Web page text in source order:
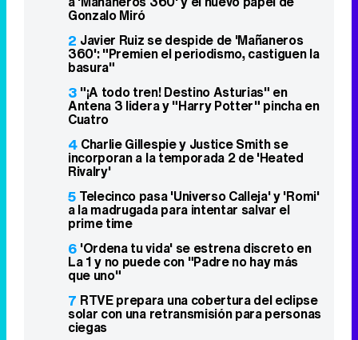
Gonzalo Miró
2 Javier Ruiz se despide de 'Mañaneros
360': "Premien el periodismo, castiguen la
basura"
3 "¡A todo tren! Destino Asturias" en
Antena 3 lidera y "Harry Potter" pincha en
Cuatro
4 Charlie Gillespie y Justice Smith se
incorporan a la temporada 2 de 'Heated
Rivalry'
5 Telecinco pasa 'Universo Calleja' y 'Romi'
a la madrugada para intentar salvar el
prime time
6 'Ordena tu vida' se estrena discreto en
La 1 y no puede con "Padre no hay más
que uno"
7 RTVE prepara una cobertura del eclipse
solar con una retransmisión para personas
ciegas